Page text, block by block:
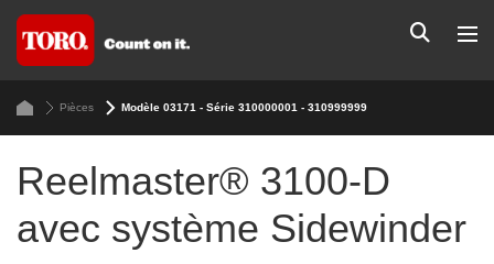
Pièces Modèle 03171 - Série 310000001 - 310999999
Reelmaster® 3100-D
avec système Sidewinder